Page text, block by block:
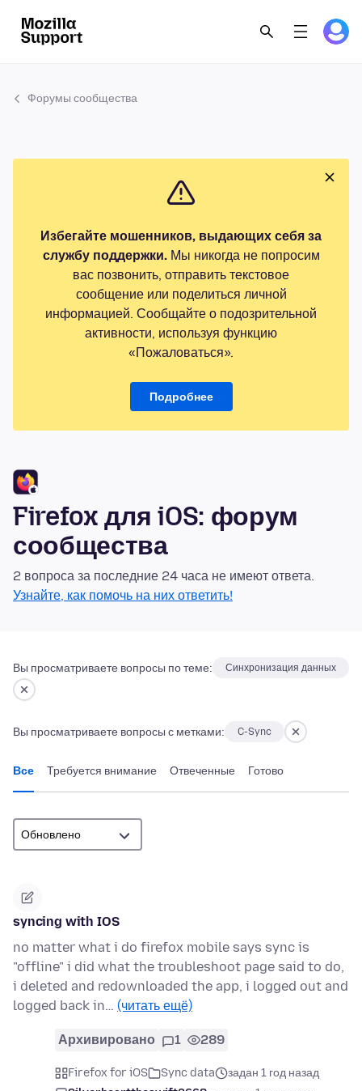
Форумы сообщества
Избегайте мошенников, выдающих себя за
службу поддержки.Мы никогда не попросим
вас позвонить, отправить текстовое
сообщение или поделиться личной
информацией. Сообщайте о подозрительной
активности, используя функцию
«Пожаловаться».
Подробнее
Firefox для iOS: форум
сообщества
2 вопроса за последние 24 часа не имеют ответа.
Узнайте, как помочь на них ответить!
Вы просматриваете вопросы по теме: Синхронизация данных
Вы просматриваете вопросы с метками: C-Sync
Все Требуется внимание Отвеченные Готово
syncing with IOS
no matter what i do firefox mobile says sync is
"offline" i did what the troubleshoot page said to do,
i deleted and redownloaded the app, i logged out and
logged back in… (читать ещё)
Архивировано 1 289
Firefox for iOS Sync data
задан 1 год назад